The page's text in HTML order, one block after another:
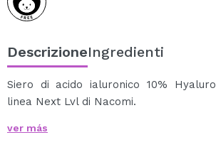
DescrizioneIngredienti
Siero di acido ialuronico 10%
linea Next Lvl di Nacomi.
Un siero a base di un complesso
ver más